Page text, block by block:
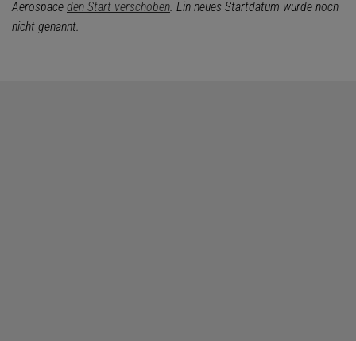
Aerospace den Start verschoben. Ein neues Startdatum wurde noch
nicht genannt.